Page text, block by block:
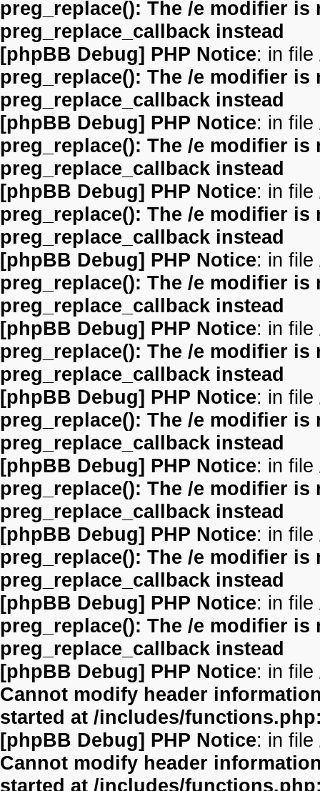
preg_replace(): The /e modifier
preg_replace_callback instead
[phpBB Debug] PHP Notice: in file
preg_replace(): The /e modifier
preg_replace_callback instead
[phpBB Debug] PHP Notice: in file
preg_replace(): The /e modifier
preg_replace_callback instead
[phpBB Debug] PHP Notice: in file
preg_replace(): The /e modifier
preg_replace_callback instead
[phpBB Debug] PHP Notice: in file
preg_replace(): The /e modifier
preg_replace_callback instead
[phpBB Debug] PHP Notice: in file
preg_replace(): The /e modifier
preg_replace_callback instead
[phpBB Debug] PHP Notice: in file
preg_replace(): The /e modifier
preg_replace_callback instead
[phpBB Debug] PHP Notice: in file
preg_replace(): The /e modifier
preg_replace_callback instead
[phpBB Debug] PHP Notice: in file
preg_replace(): The /e modifier
preg_replace_callback instead
[phpBB Debug] PHP Notice: in file
preg_replace(): The /e modifier
preg_replace_callback instead
[phpBB Debug] PHP Notice: in file
Cannot modify header
started at /includes/
[phpBB Debug] PHP Notice: in file
Cannot modify header
started at /includes/